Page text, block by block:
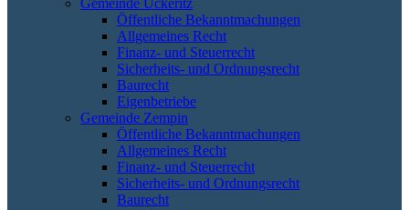
Gemeinde Ückeritz
Öffentliche Bekanntmachungen
Allgemeines Recht
Finanz- und Steuerrecht
Sicherheits- und Ordnungsrecht
Baurecht
Eigenbetriebe
Gemeinde Zempin
Öffentliche Bekanntmachungen
Allgemeines Recht
Finanz- und Steuerrecht
Sicherheits- und Ordnungsrecht
Baurecht